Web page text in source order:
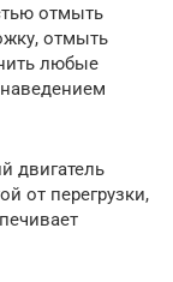
отмыть
отмыть
любые
двигатель
от перегрузки,